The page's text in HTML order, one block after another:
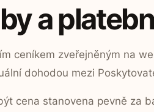
a
ceníkem zveřejněným na
dohodou mezi
cena stanovena pevně za